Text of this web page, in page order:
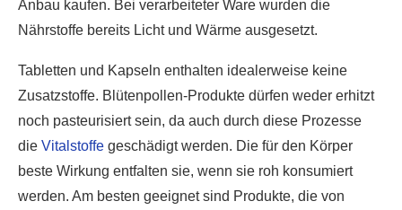
Anbau kaufen. Bei verarbeiteter Ware wurden die
Nährstoffe bereits Licht und Wärme ausgesetzt.
Tabletten und Kapseln enthalten idealerweise keine
Zusatzstoffe. Blütenpollen-Produkte dürfen weder erhitzt
noch pasteurisiert sein, da auch durch diese Prozesse
die Vitalstoffe geschädigt werden. Die für den Körper
beste Wirkung entfalten sie, wenn sie roh konsumiert
werden. Am besten geeignet sind Produkte, die von